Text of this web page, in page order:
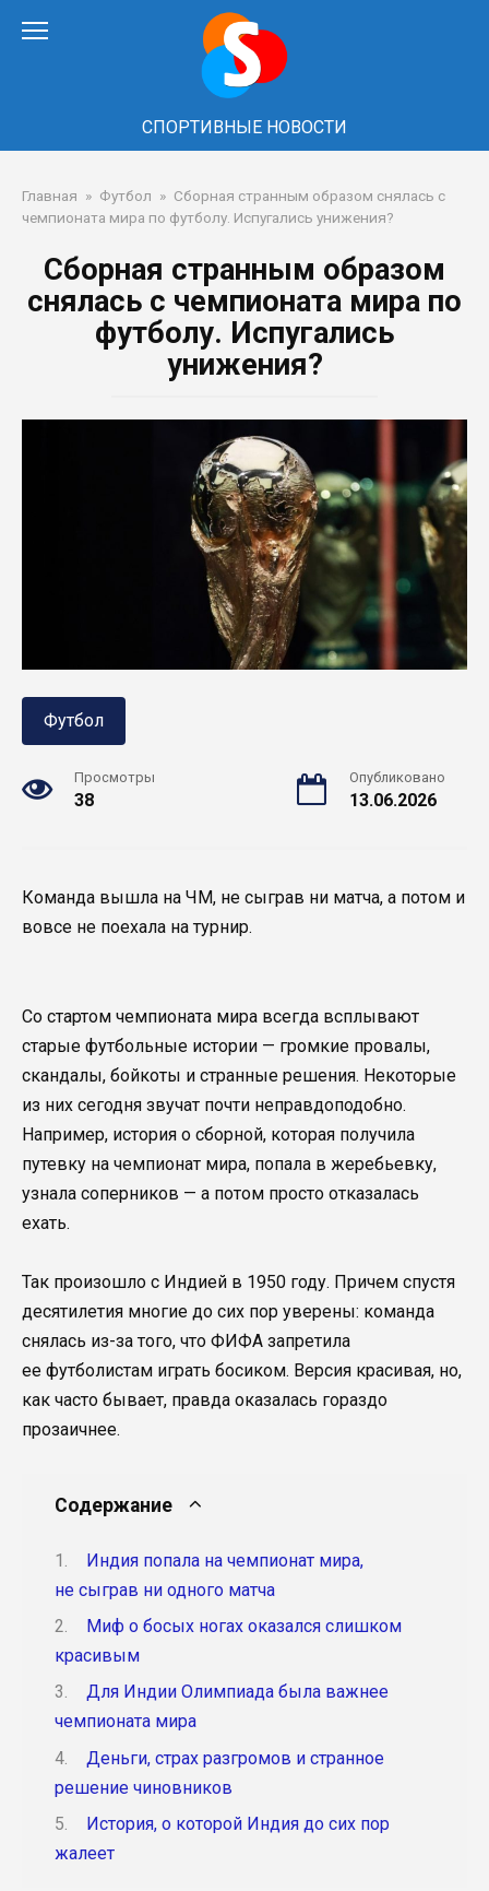
СПОРТИВНЫЕ НОВОСТИ
Главная » Футбол » Сборная странным образом снялась с
чемпионата мира по футболу. Испугались унижения?
Сборная странным образом
снялась с чемпионата мира по
футболу. Испугались
унижения?
Футбол
Просмотры
38
Опубликовано
13.06.2026
Команда вышла на ЧМ, не сыграв ни матча, а потом и
вовсе не поехала на турнир.
Со стартом чемпионата мира всегда всплывают
старые футбольные истории — громкие провалы,
скандалы, бойкоты и странные решения. Некоторые
из них сегодня звучат почти неправдоподобно.
Например, история о сборной, которая получила
путевку на чемпионат мира, попала в жеребьевку,
узнала соперников — а потом просто отказалась
ехать.
Так произошло с Индией в 1950 году. Причем спустя
десятилетия многие до сих пор уверены: команда
снялась из-за того, что ФИФА запретила
ее футболистам играть босиком. Версия красивая, но,
как часто бывает, правда оказалась гораздо
прозаичнее.
Содержание
Индия попала на чемпионат мира,
не сыграв ни одного матча
Миф о босых ногах оказался слишком
красивым
Для Индии Олимпиада была важнее
чемпионата мира
Деньги, страх разгромов и странное
решение чиновников
История, о которой Индия до сих пор
жалеет